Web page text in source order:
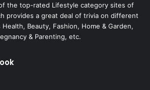
the top-rated Lifestyle category sites of
provides a great deal of trivia on different
Beauty, Fashion, Home & Garden,
& Parenting, etc.